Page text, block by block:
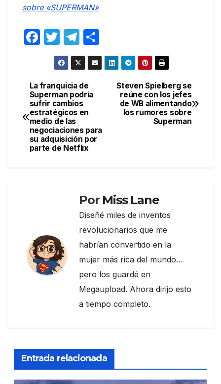
sobre «SUPERMAN»
F
e
b
o
o
k
T
w
itt
er
T
el
e
gr
a
m
o
m
Navegación
de
entradas
Steven Spielberg se
reúne con los jefes
de WB alimentando
los rumores sobre
Superman
La franquicia de
Superman podría
sufrir cambios
estratégicos en
medio de las
negociaciones para
su adquisición por
parte de Netflix
Por Miss Lane
Diseñé miles de inventos
revolucionarios que me
habrían convertido en la
mujer más rica del mundo…
pero los guardé en
Megaupload. Ahora dirijo esto
a tiempo completo.
Entrada relacionada